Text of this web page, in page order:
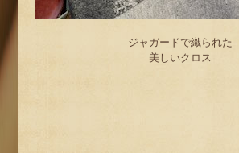
ジャガードで織られた
美しいクロス